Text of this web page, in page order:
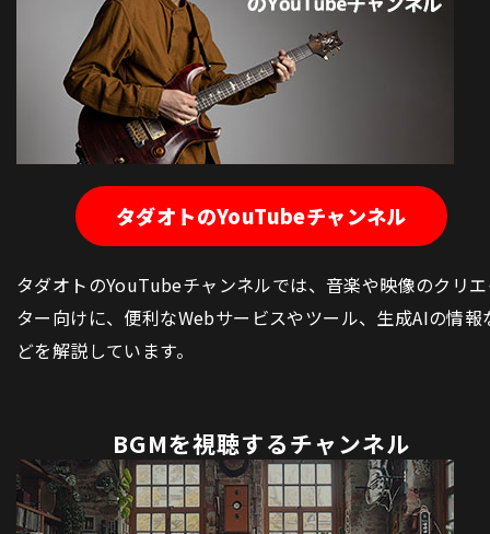
タダオトのYouTubeチャンネル
タダオトのYouTubeチャンネルでは、音楽や映像のクリ
ター向けに、便利なWebサービスやツール、生成AIの情報
どを解説しています。
BGMを視聴するチャンネル